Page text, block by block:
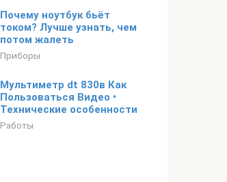
Почему ноутбук бьёт
током? Лучше узнать, чем
потом жалеть
Приборы
Мультиметр dt 830в Как
Пользоваться Видео •
Технические особенности
Работы